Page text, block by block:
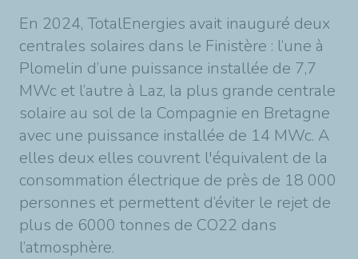
En 2024, TotalEnergies avait inauguré deux
centrales solaires dans le Finistère : l’une à
Plomelin d’une puissance installée de 7,7
MWc et l’autre à Laz, la plus grande centrale
solaire au sol de la Compagnie en Bretagne
avec une puissance installée de 14 MWc. A
elles deux elles couvrent l'équivalent de la
consommation électrique de près de 18 000
personnes et permettent d’éviter le rejet de
plus de 6000 tonnes de CO22 dans
l’atmosphère.